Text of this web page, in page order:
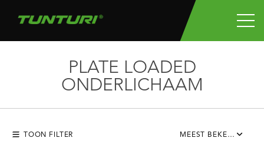
PLATE LOADED
ONDERLICHAAM
TOON FILTER MEEST BEKEKEN